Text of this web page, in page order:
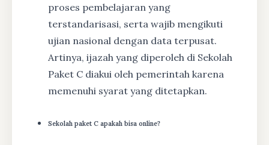
proses pembelajaran yang
terstandarisasi, serta wajib mengikuti
ujian nasional dengan data terpusat.
Artinya, ijazah yang diperoleh di Sekolah
Paket C diakui oleh pemerintah karena
memenuhi syarat yang ditetapkan.
Sekolah paket C apakah bisa online?